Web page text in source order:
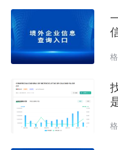
（类似B2B的公司商
建立showcase展示
直接引用公司官网的
了外链。
2. 公司页面也是可